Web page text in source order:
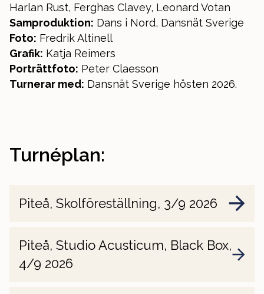
Harlan Rust, Ferghas Clavey, Leonard Votan
Samproduktion: Dans i Nord, Dansnät Sverige
Foto: Fredrik Altinell
Grafik: Katja Reimers
Porträttfoto: Peter Claesson
Turnerar med: Dansnät Sverige hösten 2026.
Turnéplan:
Piteå, Skolföreställning, 3/9 2026
Piteå, Studio Acusticum, Black Box,
4/9 2026